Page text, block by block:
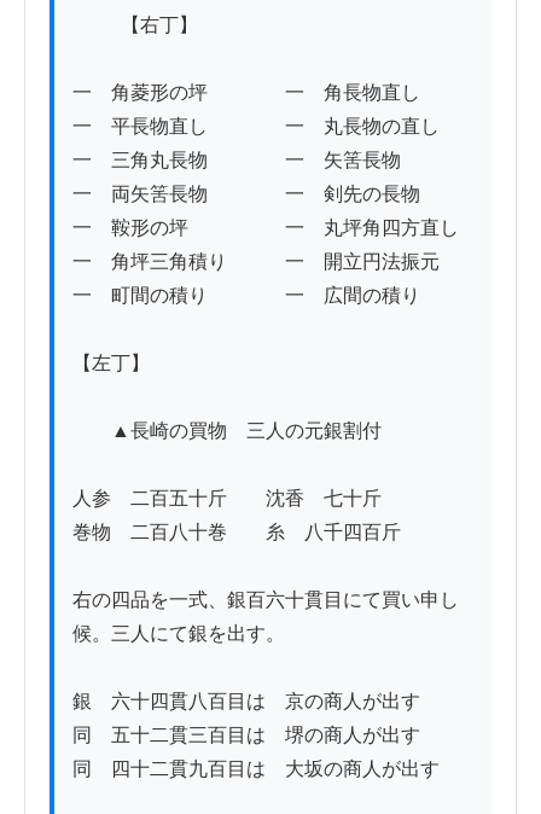
一　角菱形の坪　　　　一　角長物直し
一　平長物直し　　　　一　丸長物の直し
一　三角丸長物　　　　一　矢筈長物
一　両矢筈長物　　　　一　剣先の長物
一　鞍形の坪　　　　　一　丸坪角四方直し
一　角坪三角積り　　　一　開立円法振元
一　町間の積り　　　　一　広間の積り
【左丁】
▲長崎の買物　三人の元銀割付
人参　二百五十斤　　沈香　七十斤
巻物　二百八十巻　　糸　八千四百斤
右の四品を一式、銀百六十貫目にて買い申し
候。三人にて銀を出す。
銀　六十四貫八百目は　京の商人が出す
同　五十二貫三百目は　堺の商人が出す
同　四十二貫九百目は　大坂の商人が出す